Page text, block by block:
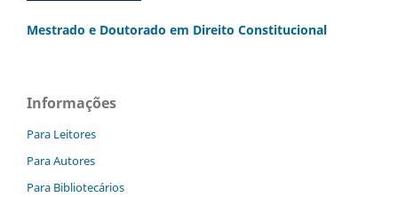
Mestrado e Doutorado em Direito Constitucional
Informações
Para Leitores
Para Autores
Para Bibliotecários